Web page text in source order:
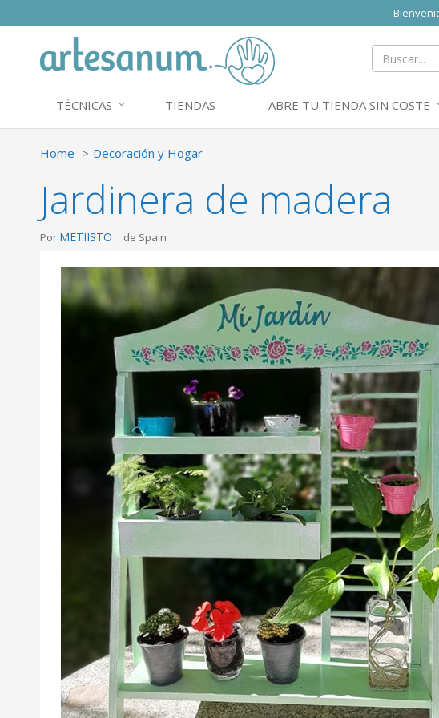
TÉCNICAS TIENDAS ABRE TU TIENDA SIN COSTE
Home Decoración y Hogar
Jardinera de madera
Por METIISTO de Spain